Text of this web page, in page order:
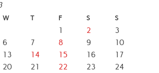
W T F S S
1 2
3
6 7 8 9
10
13 14 15 16
17
20 21 22 23
24